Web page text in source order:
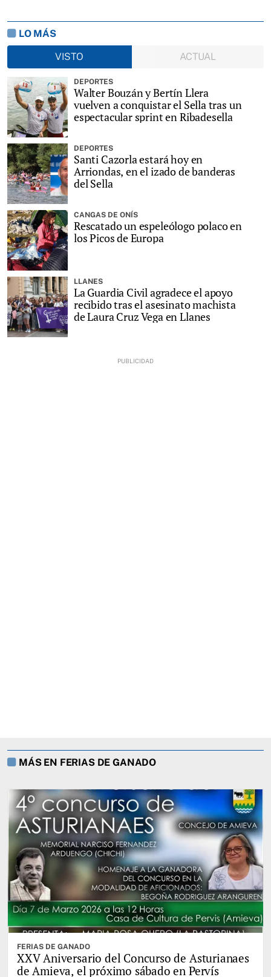
LO MÁS
VISTO
ACTUAL
DEPORTES
Walter Bouzán y Bertín Llera
vuelven a conquistar el Sella tras un
espectacular sprint en Ribadesella
DEPORTES
Santi Cazorla estará hoy en
Arriondas, en el izado de banderas
del Sella
CANGAS DE ONÍS
Rescatado un espeleólogo polaco en
los Picos de Europa
LLANES
La Guardia Civil agradece el apoyo
recibido tras el asesinato machista
de Laura Cruz Vega en Llanes
MÁS EN FERIAS DE GANADO
FERIAS DE GANADO
XXV Aniversario del Concurso de Asturianaes
de Amieva, el próximo sábado en Pervís